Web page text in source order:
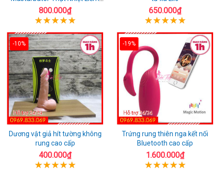
Rung
800.000₫ 650.000₫
-10%
Dương vật giả hít tường không
rung cao cấp
400.000₫
-19%
Trứng rung thiên nga kết nối
Bluetooth cao cấp
1.600.000₫